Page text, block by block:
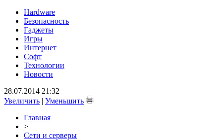
Hardware
Безопасность
Гаджеты
Игры
Интернет
Софт
Технологии
Новости
28.07.2014 21:32
Увеличить | Уменьшить
Главная
>
Сети и серверы